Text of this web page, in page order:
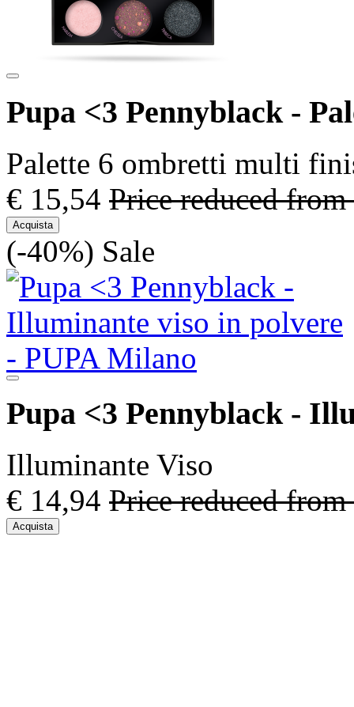
Pupa <3 Pennyblack -
Palette 6 ombretti multi
€ 15,54 Price reduced from
Acquista
(-40%) Sale
Pupa <3 Pennyblack -
Illuminante Viso
€ 14,94 Price reduced from
Acquista